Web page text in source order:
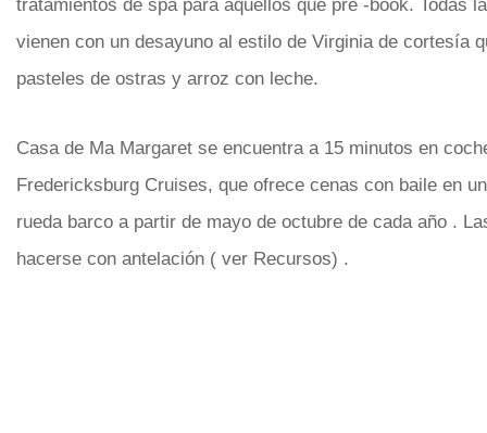
tratamientos de spa para aquellos que pre -book. Todas
vienen con un desayuno al estilo de Virginia de cortesía
pasteles de ostras y arroz con leche.
Casa de Ma Margaret se encuentra a 15 minutos en
Fredericksburg Cruises, que ofrece cenas con baile en
rueda barco a partir de mayo de octubre de cada año .
hacerse con antelación ( ver Recursos) .